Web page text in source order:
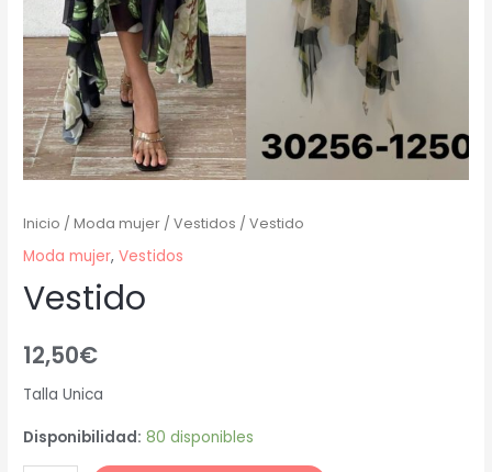
Inicio /Moda mujer /Vestidos / Vestido
Moda mujer,Vestidos
Vestido
12,50€
Talla Unica
Disponibilidad: 80 disponibles